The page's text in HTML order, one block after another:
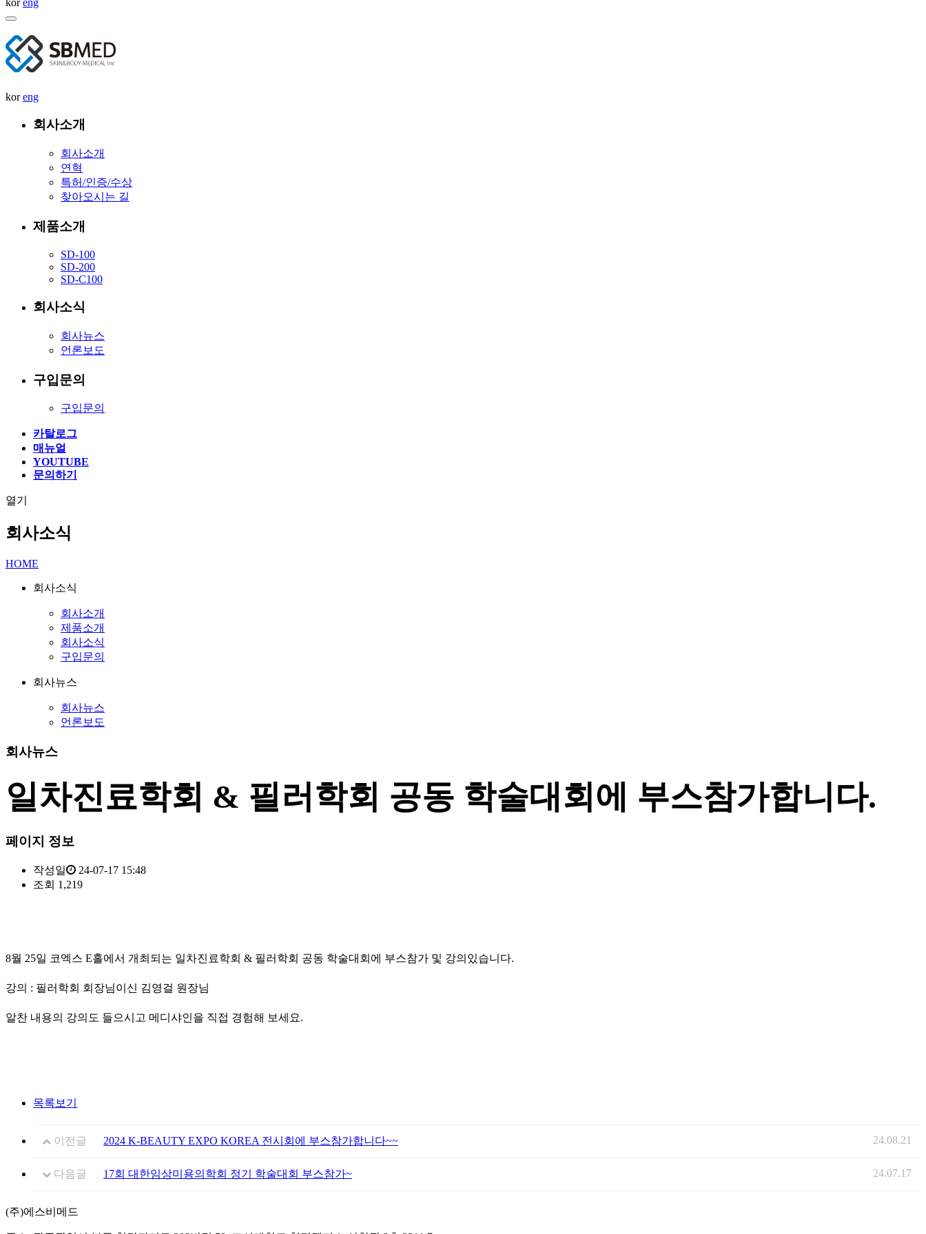
kor eng
회사소개
회사소개
연혁
특허/인증/수상
찾아오시는 길
제품소개
SD-100
SD-200
SD-C100
회사소식
회사뉴스
언론보도
구입문의
구입문의
카탈로그
매뉴얼
YOUTUBE
문의하기
열기
회사소식
HOME
회사소식
회사소개
제품소개
회사소식
구입문의
회사뉴스
회사뉴스
언론보도
회사뉴스
일차진료학회 & 필러학회 공동 학술대회에 부스참가합니다.
페이지 정보
작성일
24-07-17 15:48
조회 1,219
8월 25일 코엑스 E홀에서 개최되는 일차진료학회 & 필러학회 공동 학술대회에 부스참가 및 강의있습니다.
강의 : 필러학회 회장님이신 김영걸 원장님
알찬 내용의 강의도 들으시고 메디샤인을 직접 경험해 보세요.
목록보기
이전글 2024 K-BEAUTY EXPO KOREA 전시회에 부스참가합니다~~ 24.08.21
다음글 17회 대한임상미용의학회 정기 학술대회 부스참가~ 24.07.17
(주)에스비메드